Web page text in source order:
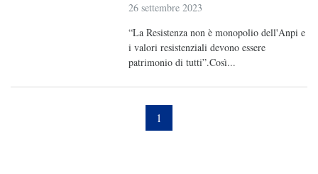
26 settembre 2023
“La Resistenza non è monopolio dell'Anpi e
i valori resistenziali devono essere
patrimonio di tutti”.Così...
1